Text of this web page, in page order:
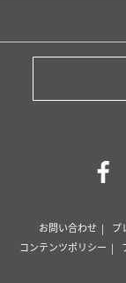
お問い合わせ プ
コンテンツポリシー